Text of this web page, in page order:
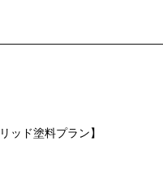
ッド塗料プラン】